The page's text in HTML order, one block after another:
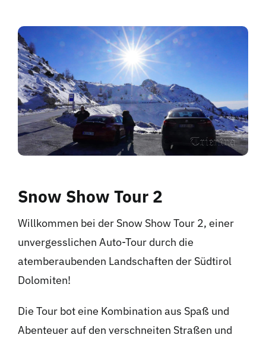
Hotel
Kontakt
Snow Show Tour 2
Willkommen bei der Snow Show Tour 2, einer
unvergesslichen Auto-Tour durch die
atemberaubenden Landschaften der Südtirol
Dolomiten!
Die Tour bot eine Kombination aus Spaß und
Abenteuer auf den verschneiten Straßen und